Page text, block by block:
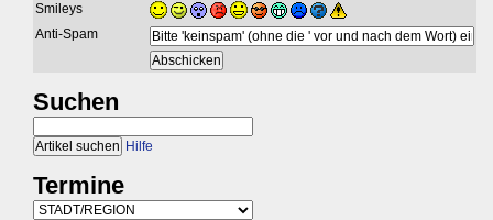
Smileys
Anti-Spam
Suchen
Hilfe
Termine